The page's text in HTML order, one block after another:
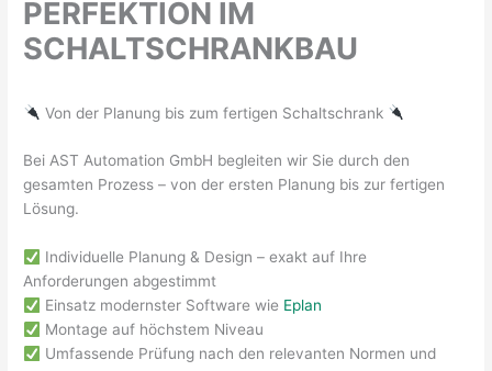
PERFEKTION IM
SCHALTSCHRANKBAU
Von der Planung bis zum fertigen Schaltschrank
Bei AST Automation GmbH begleiten wir Sie durch den
gesamten Prozess – von der ersten Planung bis zur fertigen
Lösung.
Individuelle Planung & Design – exakt auf Ihre
Anforderungen abgestimmt
Einsatz modernster Software wie Eplan
Montage auf höchstem Niveau
Umfassende Prüfung nach den relevanten Normen und